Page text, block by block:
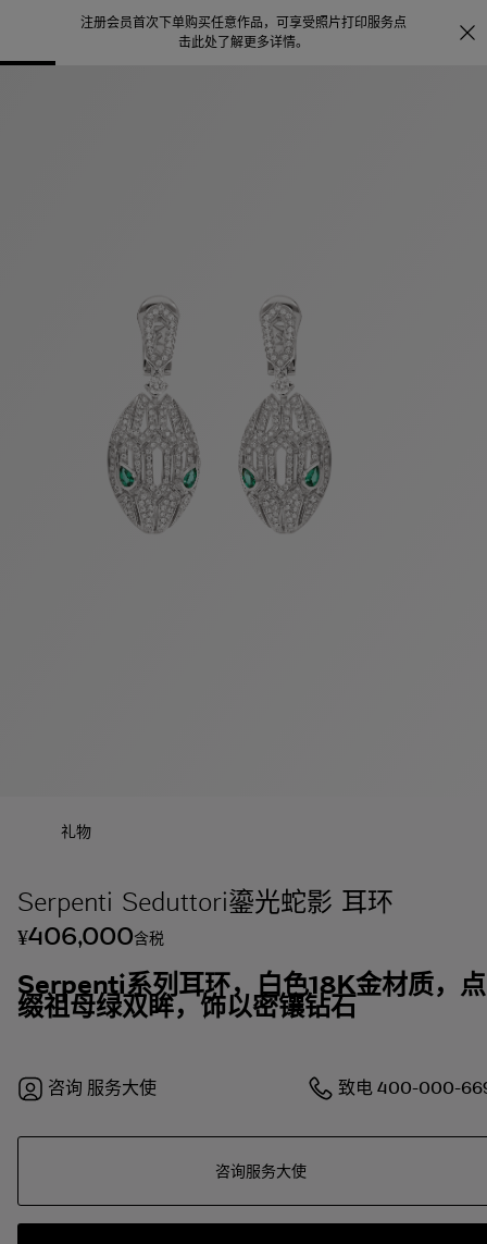
注册会员首次下单购买任意作品，可享受照片打印服务点
击此处了解更多详情。
礼物
Serpenti Seduttori鎏光蛇影 耳环
¥406,000含税
Serpenti系列耳环，白色18K金材质，点
缀祖母绿双眸，饰以密镶钻石
咨询 服务大使 致电400-000-
咨询服务大使